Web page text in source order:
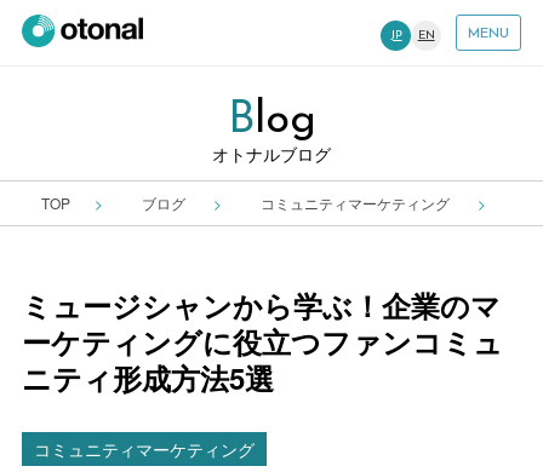
JP EN MENU
BLog
オトナルブログ
TOP ブログ コミュニティマーケティング
ミュージシャンから学ぶ！企業のマ
ーケティングに役立つファンコミュ
ニティ形成方法5選
コミュニティマーケティング